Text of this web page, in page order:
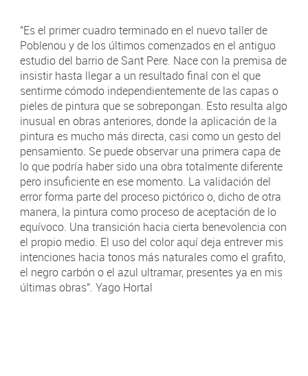
"Es el primer cuadro terminado en el nuevo taller de
Poblenou y de los últimos comenzados en el antiguo
estudio del barrio de Sant Pere. Nace con la premisa de
insistir hasta llegar a un resultado final con el que
sentirme cómodo independientemente de las capas o
pieles de pintura que se sobrepongan. Esto resulta algo
inusual en obras anteriores, donde la aplicación de la
pintura es mucho más directa, casi como un gesto del
pensamiento. Se puede observar una primera capa de
lo que podría haber sido una obra totalmente diferente
pero insuficiente en ese momento. La validación del
error forma parte del proceso pictórico o, dicho de otra
manera, la pintura como proceso de aceptación de lo
equívoco. Una transición hacia cierta benevolencia con
el propio medio. El uso del color aquí deja entrever mis
intenciones hacia tonos más naturales como el grafito,
el negro carbón o el azul ultramar, presentes ya en mis
últimas obras". Yago Hortal